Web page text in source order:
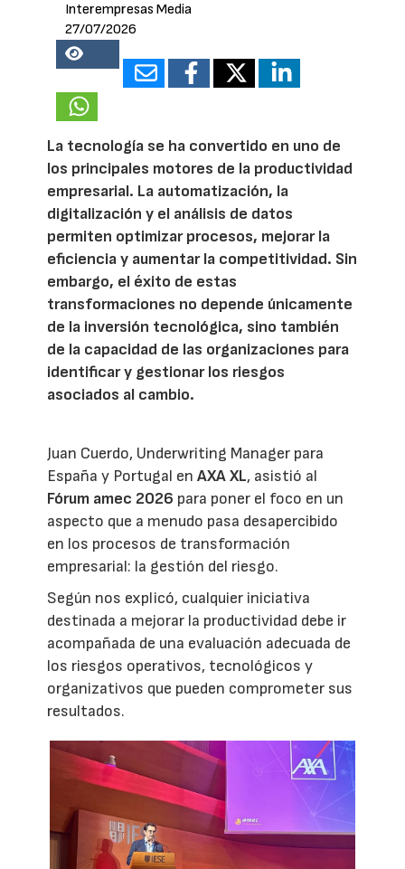
Interempresas Media
27/07/2026
14827
La tecnología se ha convertido en uno de
los principales motores de la productividad
empresarial. La automatización, la
digitalización y el análisis de datos
permiten optimizar procesos, mejorar la
eficiencia y aumentar la competitividad. Sin
embargo, el éxito de estas
transformaciones no depende únicamente
de la inversión tecnológica, sino también
de la capacidad de las organizaciones para
identificar y gestionar los riesgos
asociados al cambio.
Juan Cuerdo, Underwriting Manager para
España y Portugal enAXA XL, asistió al
Fórum amec 2026 para poner el foco en un
aspecto que a menudo pasa desapercibido
en los procesos de transformación
empresarial: la gestión del riesgo.
Según nos explicó, cualquier iniciativa
destinada a mejorar la productividad debe ir
acompañada de una evaluación adecuada de
los riesgos operativos, tecnológicos y
organizativos que pueden comprometer sus
resultados.